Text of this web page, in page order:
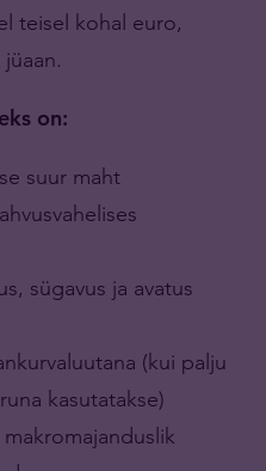
teisel kohal euro,
on:
suur maht
sügavus ja avatus
(kui palju
kasutatakse)